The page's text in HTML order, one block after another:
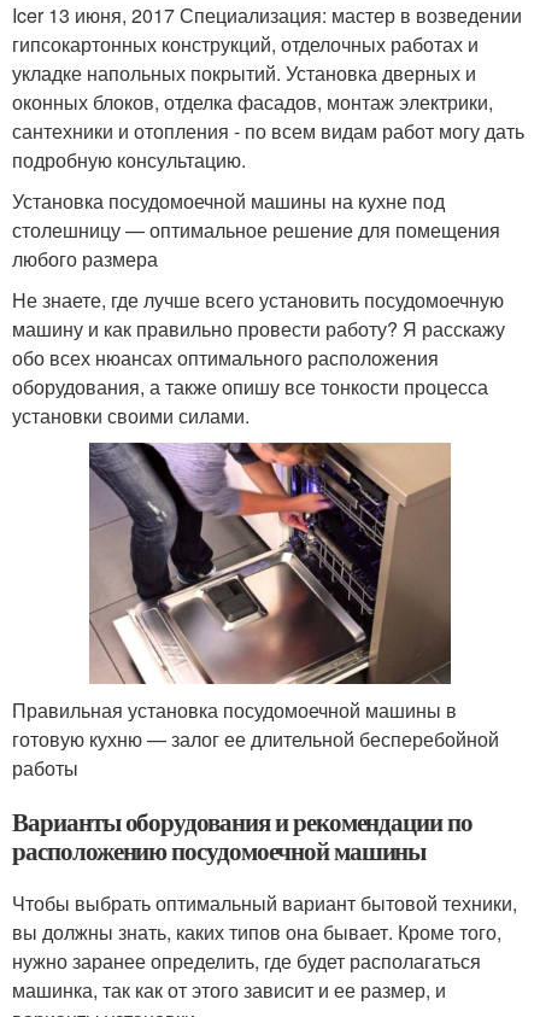
Icer 13 июня, 2017 Специализация: мастер в возведении
гипсокартонных конструкций, отделочных работах и
укладке напольных покрытий. Установка дверных и
оконных блоков, отделка фасадов, монтаж электрики,
сантехники и отопления - по всем видам работ могу дать
подробную консультацию.
Установка посудомоечной машины на кухне под
столешницу — оптимальное решение для помещения
любого размера
Не знаете, где лучше всего установить посудомоечную
машину и как правильно провести работу? Я расскажу
обо всех нюансах оптимального расположения
оборудования, а также опишу все тонкости процесса
установки своими силами.
Правильная установка посудомоечной машины в
готовую кухню — залог ее длительной бесперебойной
работы
Варианты оборудования и рекомендации по
расположению посудомоечной машины
Чтобы выбрать оптимальный вариант бытовой техники,
вы должны знать, каких типов она бывает. Кроме того,
нужно заранее определить, где будет располагаться
машинка, так как от этого зависит и ее размер, и